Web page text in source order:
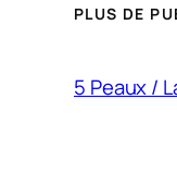
PLUS DE
5 Peaux /